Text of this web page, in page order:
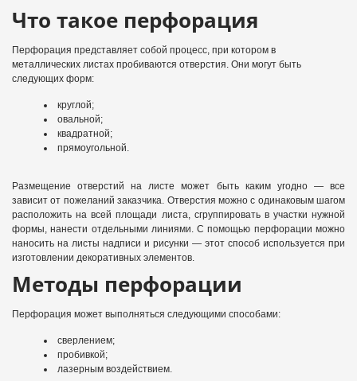
Что такое перфорация
Перфорация представляет собой процесс, при котором в
металлических листах пробиваются отверстия. Они могут быть
следующих форм:
круглой;
овальной;
квадратной;
прямоугольной.
Размещение отверстий на листе может быть каким угодно — все
зависит от пожеланий заказчика. Отверстия можно с одинаковым шагом
расположить на всей площади листа, сгруппировать в участки нужной
формы, нанести отдельными линиями. С помощью перфорации можно
наносить на листы надписи и рисунки — этот способ используется при
изготовлении декоративных элементов.
Методы перфорации
Перфорация может выполняться следующими способами:
сверлением;
пробивкой;
лазерным воздействием.